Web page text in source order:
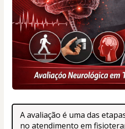
A avaliação é uma das
no atendimento em